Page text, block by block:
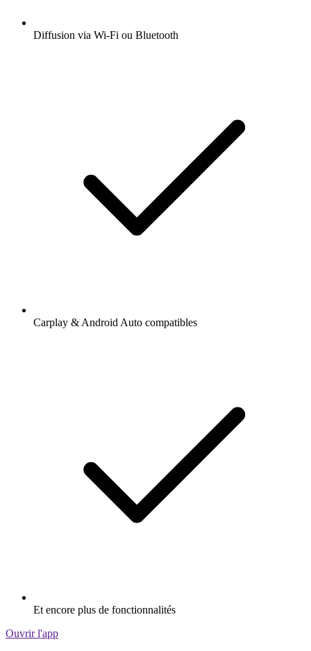
Diffusion via Wi-Fi ou Bluetooth
Carplay & Android Auto compatibles
Et encore plus de fonctionnalités
Ouvrir l'app